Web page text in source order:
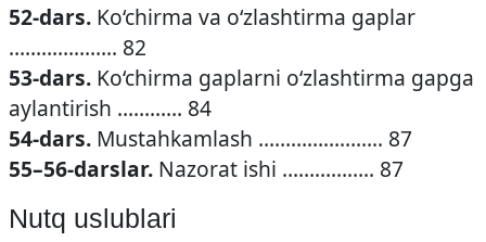
52-dars. Ko‘chirma va o‘zlashtirma gaplar
……………….. 82
53-dars. Ko‘chirma gaplarni o‘zlashtirma gapga
aylantirish ………… 84
54-dars. Mustahkamlash ………………….. 87
55–56-darslar. Nazorat ishi …………….. 87
Nutq uslublari